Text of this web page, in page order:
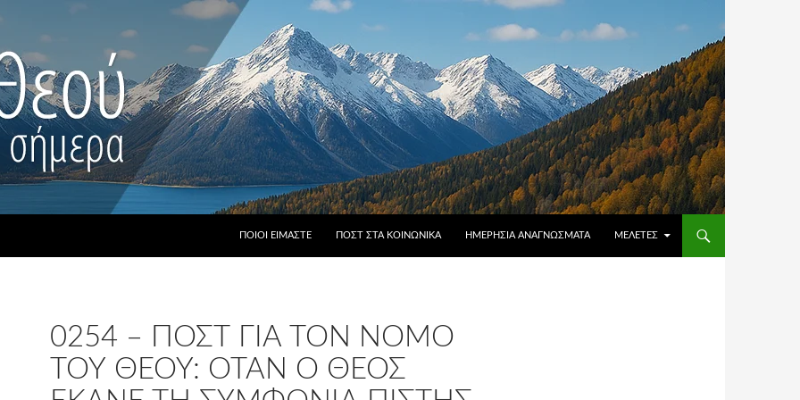
ΠΟΙΟΙ ΕΊΜΑΣΤΕ ΠΟΣΤ ΣΤΑ ΚΟΙΝΩΝΙΚΆ ΗΜΕΡΉΣΙΑ ΑΝΑΓΝΏΣΜΑΤΑ ΜΕΛΈΤΕΣ
0254 – ΠΟΣΤ ΓΙΑ ΤΟΝ ΝΌΜΟ
ΤΟΥ ΘΕΟΎ: ΌΤΑΝ Ο ΘΕΌΣ